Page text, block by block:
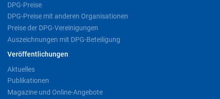
DPG-Preise
DPG-Preise mit anderen Organisationen
Preise der DPG-Vereinigungen
Auszeichnungen mit DPG-Beteiligung
Veröffentlichungen
Aktuelles
Publikationen
Magazine und Online-Angebote